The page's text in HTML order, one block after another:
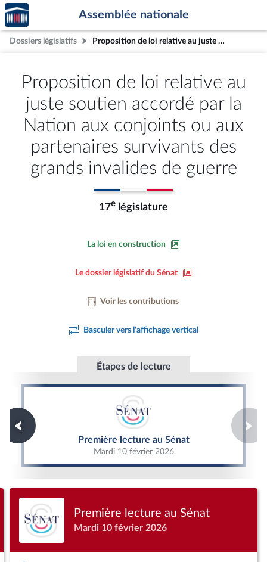
Aller au contenu
Aller en bas de la page
Accèder
à la
page
d'accueil
Assemblée nationale
Dossiers législatifs Proposition de loi relative au juste soutien accordé par la Nation aux conjoints ou aux partenaires survivants des grands invalides de guerre
Proposition de loi relative au
juste soutien accordé par la
Nation aux conjoints ou aux
partenaires survivants des
grands invalides de guerre
17e législature
La loi en construction
Le dossier législatif du Sénat
Voir les contributions
Basculer vers l'affichage vertical
Étapes de lecture
Première lecture au Sénat
Mardi 10 février 2026
Première lecture au Sénat
Première lecture au Sénat
Mardi 10 février 2026